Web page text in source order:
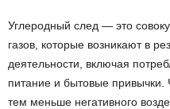
Углеродный след — это
газов, которые возникают в
деятельности, включая
питание и бытовые
тем меньше негативного